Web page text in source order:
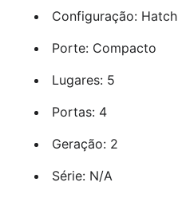
Configuração: Hatch
Porte: Compacto
Lugares: 5
Portas: 4
Geração: 2
Série: N/A